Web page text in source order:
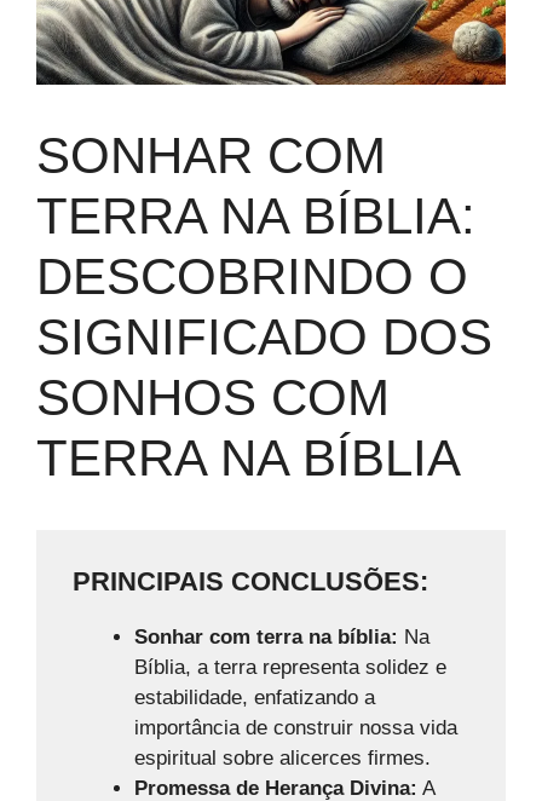
SONHAR COM
TERRA NA BÍBLIA:
DESCOBRINDO O
SIGNIFICADO DOS
SONHOS COM
TERRA NA BÍBLIA
PRINCIPAIS CONCLUSÕES:
Sonhar com terra na bíblia: Na
Bíblia, a terra representa solidez e
estabilidade, enfatizando a
importância de construir nossa vida
espiritual sobre alicerces firmes.
Promessa de Herança Divina: A